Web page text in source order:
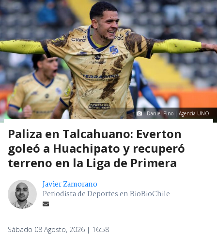
Daniel Pino | Agencia UNO
Paliza en Talcahuano: Everton
goleó a Huachipato y recuperó
terreno en la Liga de Primera
Javier Zamorano
Periodista de Deportes en BioBioChile
Sábado 08 Agosto, 2026 | 16:58